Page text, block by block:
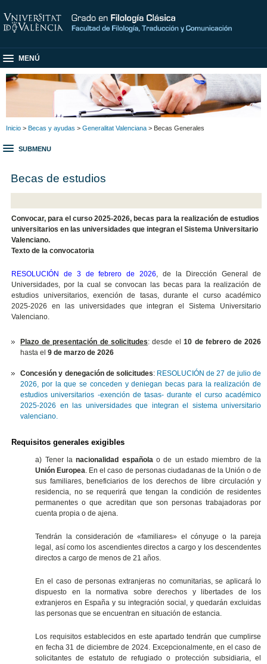
MENÚ
Inicio > Becas y ayudas > Generalitat Valenciana > Becas Generales
SUBMENU
Becas de estudios
Convocar, para el curso 2025-2026, becas para la realización de estudios
universitarios en las universidades que integran el Sistema Universitario
Valenciano.
Texto de la convocatoria
RESOLUCIÓN de 3 de febrero de 2026, de la Dirección General de
Universidades, por la cual se convocan las becas para la realización de
estudios universitarios, exención de tasas, durante el curso académico
2025-2026 en las universidades que integran el Sistema Universitario
Valenciano.
Plazo de presentación de solicitudes: desde el10 de febrero de 2026
hasta el9 de marzo de 2026
Concesión y denegación de solicitudes: RESOLUCIÓN de 27 de julio de
2026, por la que se conceden y deniegan becas para la realización de
estudios universitarios -exención de tasas- durante el curso académico
2025-2026 en las universidades que integran el sistema universitario
valenciano.
Requisitos generales exigibles
a) Tener lanacionalidad españolao de un estado miembro de la
Unión Europea. En el caso de personas ciudadanas de la Unión o de
sus familiares, beneficiarios de los derechos de libre circulación y
residencia, no se requerirá que tengan la condición de residentes
permanentes o que acreditan que son personas trabajadoras por
cuenta propia o de ajena.
Tendrán la consideración de «familiares» el cónyuge o la pareja
legal, así como los ascendientes directos a cargo y los descendentes
directos a cargo de menos de 21 años.
En el caso de personas extranjeras no comunitarias, se aplicará lo
dispuesto en la normativa sobre derechos y libertades de los
extranjeros en España y su integración social, y quedarán excluidas
las personas que se encuentran en situación de estancia.
Los requisitos establecidos en este apartado tendrán que cumplirse
en fecha 31 de diciembre de 2024. Excepcionalmente, en el caso de
solicitantes de estatuto de refugiado o protección subsidiaria, el